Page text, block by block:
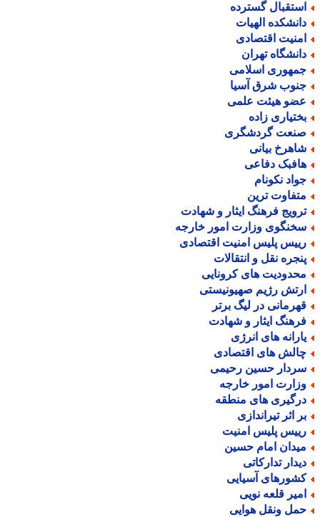
گسترده
الهیات
اقتصادی
تهران
اسلامی
شرق آسیا
هیئت علمی
زاده
گردشگری
بیانی
دفاعی
نکونام
ترین
فرهنگ ایثار و شهادت
وزارت امور خارجه
پلیس امنیت اقتصادی
نقل و انتقالات
های کرونایی
رژیم صهیونیستی
در لیگ برتر
ایثار و شهادت
های انرژی
های اقتصادی
حسین رحیمی
امور خارجه
های منطقه
اثر تیراندازی
پلیس امنیت
امام حسین
تدارکاتی
آسیایی
قلعه نویی
ونقل هوایی